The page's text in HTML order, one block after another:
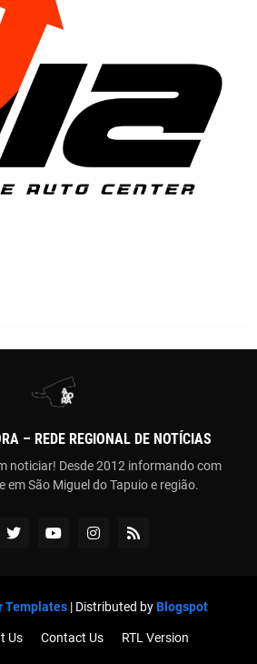
– REDE REGIONAL DE NOTÍCIAS
noticiar! Desde 2012 informando com
em São Miguel do Tapuio e região.
Templates| Distributed byBlogspot
Us Contact Us RTL Version